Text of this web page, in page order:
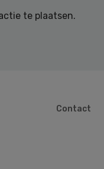
te plaatsen.
Contact